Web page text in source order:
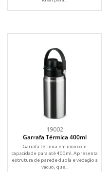
19002
Garrafa Térmica 400ml
Garrafa térmica em inox com
capacidade para até 400ml. Apresenta
estrutura de parede dupla e vedação a
vácuo, que...